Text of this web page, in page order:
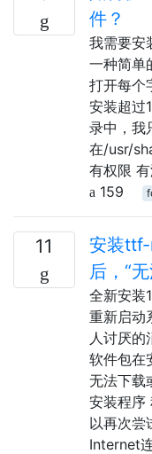
件？
我需要安
一种简单
打开每个
安装超过
录中，我
在/usr/
有权限
159
11
安装
后，“
全新安装
重新启动
人讨厌
软件包在
无法下
安装程序
以再次尝
Internet